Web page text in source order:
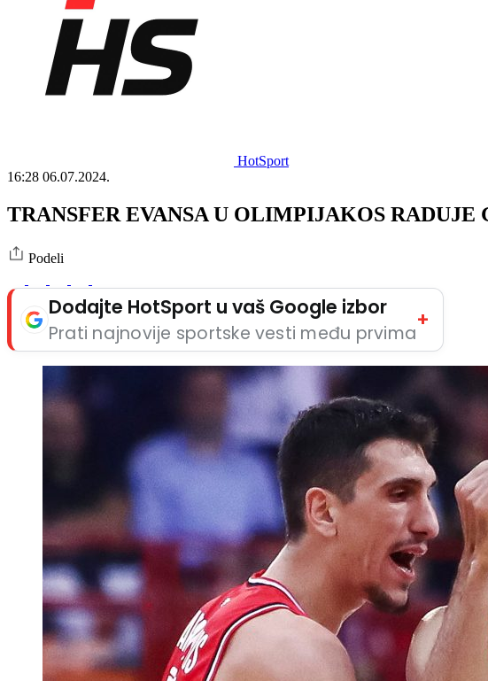
HotSport
16:28 06.07.2024.
TRANSFER EVANSA U OLIMPIJAKOS RADUJE
Podeli
Dodajte HotSport u vaš Google izbor
Prati najnovije sportske vesti među prvima
+